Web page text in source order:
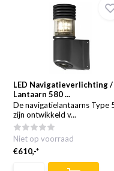
LED Navigatieverlichting /
Lantaarn 580 ...
De navigatielantaarns Type
zijn ontwikkeld v...
Niet op voorraad
€610,-*